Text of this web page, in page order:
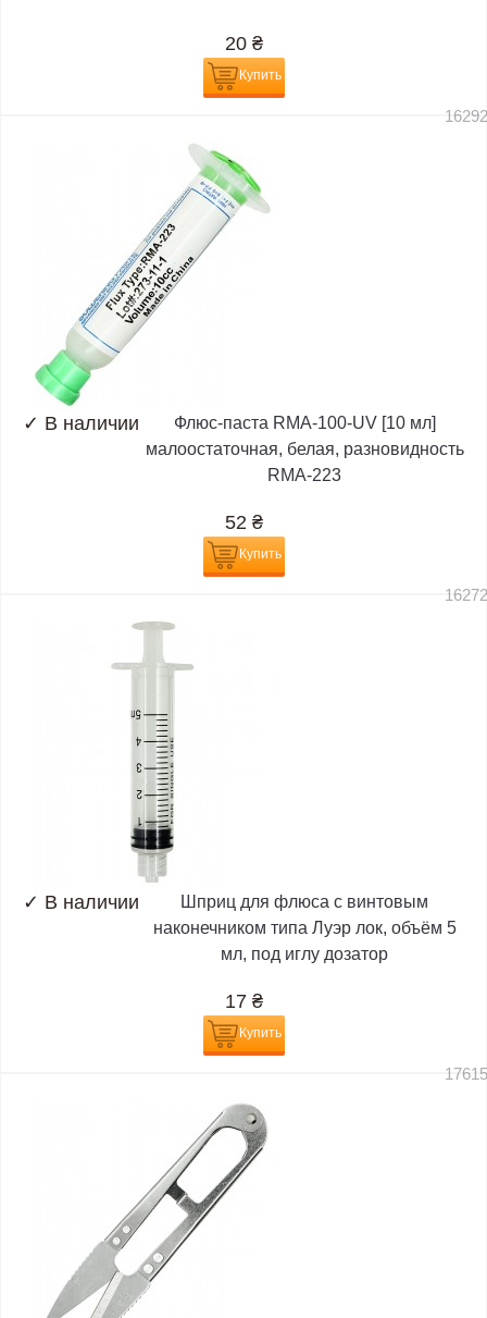
20 ₴
Купить
✓ В наличии
Флюс-паста RMA-100-UV [10 мл]
малоостаточная, белая, разновидность
RMA-223
52 ₴
Купить
✓ В наличии
Шприц для флюса с винтовым
наконечником типа Луэр лок, объём 5
мл, под иглу дозатор
17 ₴
Купить